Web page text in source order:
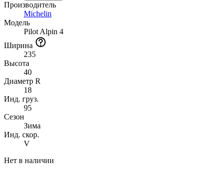
Производитель
Michelin
Модель
Pilot Alpin 4
Ширина
235
Высота
40
Диаметр R
18
Инд. груз.
95
Сезон
Зима
Инд. скор.
V
Нет в наличии